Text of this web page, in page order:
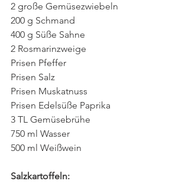
2 große Gemüsezwiebeln
200 g Schmand
400 g Süße Sahne
2 Rosmarinzweige
Prisen Pfeffer
Prisen Salz
Prisen Muskatnuss
Prisen Edelsüße Paprika
3 TL Gemüsebrühe
750 ml Wasser
500 ml Weißwein
Salzkartoffeln: